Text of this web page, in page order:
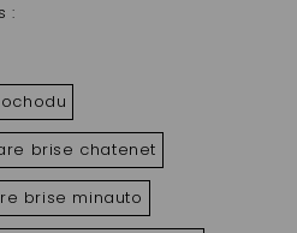
:
brise chatenet
brise minauto